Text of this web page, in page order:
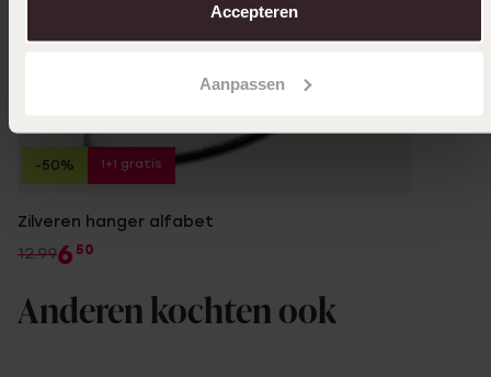
Accepteren
Aanpassen
Zilveren hanger alfabet
12.996 50
-50% 1+1 gratis
Anderen kochten ook